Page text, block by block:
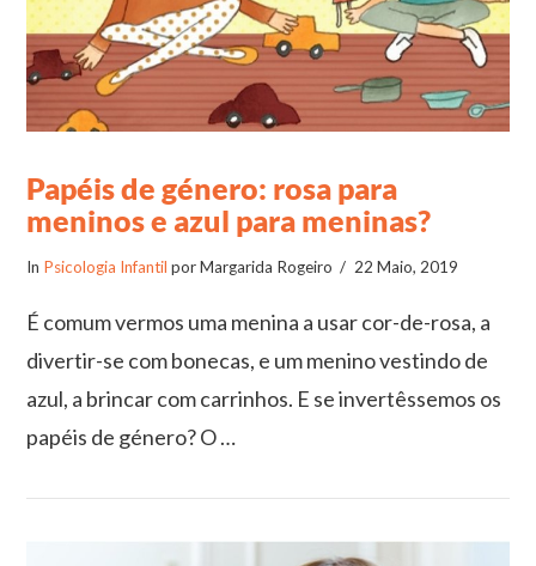
Papéis de género: rosa para
meninos e azul para meninas?
In Psicologia Infantil por Margarida Rogeiro 22 Maio, 2019
É comum vermos uma menina a usar cor-de-rosa, a
divertir-se com bonecas, e um menino vestindo de
azul, a brincar com carrinhos. E se invertêssemos os
papéis de género? O …